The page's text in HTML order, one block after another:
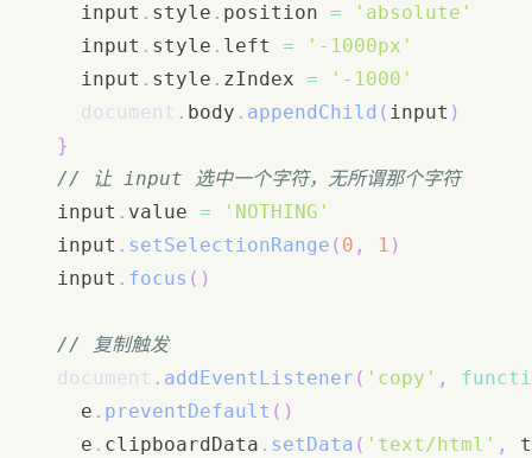
    input
. style . position =
'absolute'
    input
. style . left =
'-1000px'
    input
. style . zIndex =
'-1000'
document . body . appendChild ( input )
}
// 让 input 选中一个字符，无所谓那个字符
  input
. value =
'NOTHING'
  input
. setSelectionRange ( 0 , 1 )
  input
. focus ( )
// 复制触发
document . addEventListener ( 'copy' ,
    e
. preventDefault ( )
    e
. clipboardData . setData ( 'text/html' ,